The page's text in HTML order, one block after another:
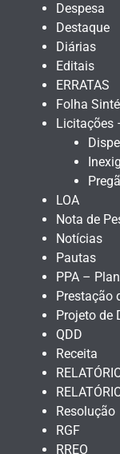
Despesa
Destaque
Diárias
Editais
ERRATAS
Folha
Licitações
LOA
Nota de
Notícias
Pautas
PPA –
Prestação
Projeto de
QDD
Receita
Resolução
RGF
RREO